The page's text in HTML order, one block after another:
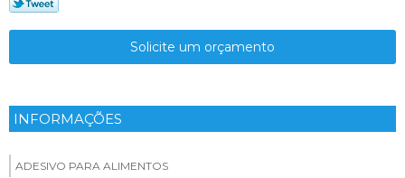
Solicite um orçamento
INFORMAÇÕES
ADESIVO PARA ALIMENTOS